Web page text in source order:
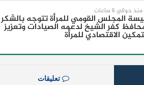
منذ حوالي 6 ساعات
المجلس القومي للمرأة تتوجه بالشكر
كفر الشيخ لدعمه الصيادات وتعزيز
الاقتصادي للمرأة
تعليقات